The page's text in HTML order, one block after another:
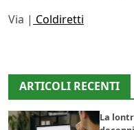
Via | Coldiretti
ARTICOLI RECENTI
La